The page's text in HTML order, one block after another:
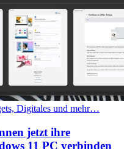
Digitales und mehr…
jetzt ihre
11 PC verbinden